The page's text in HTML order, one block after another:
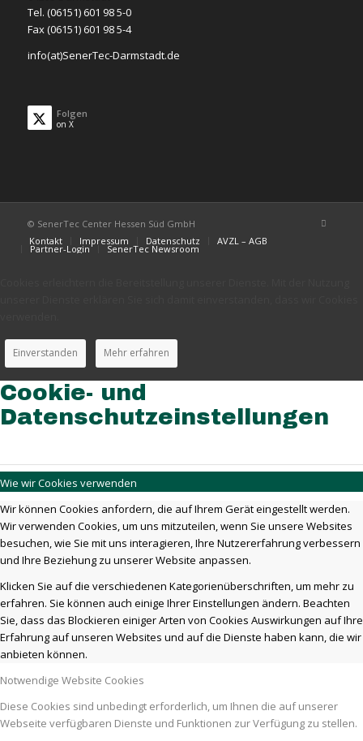
Tel. (06151) 601 98 5-0
Fax (06151) 601 98 5-4
info(at)SenerTec-Darmstadt.de
Folgen
on X
© SenerTec Center Hessen Süd GmbH
Kontakt
Impressum Datenschutz AVZL – AGB
Partner-Login SenerTec Newsroom
Einverstanden Mehr erfahren
Cookie- und
Datenschutzeinstellungen
Wie wir Cookies verwenden
Wir können Cookies anfordern, die auf Ihrem Gerät eingestellt werden.
Wir verwenden Cookies, um uns mitzuteilen, wenn Sie unsere Websites
besuchen, wie Sie mit uns interagieren, Ihre Nutzererfahrung verbessern
und Ihre Beziehung zu unserer Website anpassen.
Klicken Sie auf die verschiedenen Kategorienüberschriften, um mehr zu
erfahren. Sie können auch einige Ihrer Einstellungen ändern. Beachten
Sie, dass das Blockieren einiger Arten von Cookies Auswirkungen auf Ihre
Erfahrung auf unseren Websites und auf die Dienste haben kann, die wir
anbieten können.
Notwendige Website Cookies
Diese Cookies sind unbedingt erforderlich, um Ihnen die auf unserer
Webseite verfügbaren Dienste und Funktionen zur Verfügung zu stellen.